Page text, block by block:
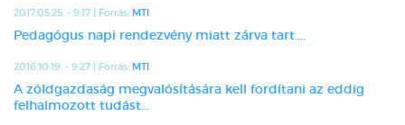
2017.05.25. - 9:17 | Forrás: MTI
Pedagógus napi rendezvény miatt zárva tart....
2016.10.19. - 9:27 | Forrás: MTI
A zöldgazdaság megvalósítására kell fordítani az eddig
felhalmozott tudást...